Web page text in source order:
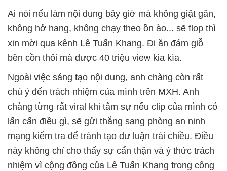
Ai nói nếu làm nội dung bây giờ mà không giật gân,
không hở hang, không chạy theo ồn ào... sẽ flop thì
xin mời qua kênh Lê Tuấn Khang. Đi ăn đám giỗ
bên cồn thôi mà được 40 triệu view kia kìa.
Ngoài việc sáng tạo nội dung, anh chàng còn rất
chú ý đến trách nhiệm của mình trên MXH. Anh
chàng từng rất viral khi tâm sự nếu clip của mình có
lấn cấn điều gì, sẽ gửi thẳng sang phòng an ninh
mạng kiểm tra để tránh tạo dư luận trái chiều. Điều
này không chỉ cho thấy sự cẩn thận và ý thức trách
nhiệm vì cộng đồng của Lê Tuấn Khang trong công